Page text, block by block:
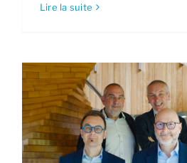
Lire la suite